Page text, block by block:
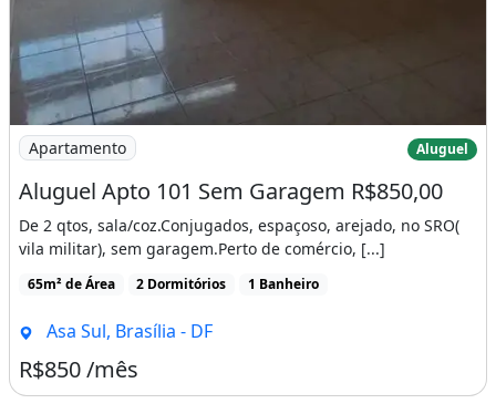
Imagem: Aluguel Apto 101 Sem Garagem R$850,00
Apartamento Aluguel
Aluguel Apto 101 Sem Garagem R$850,00
De 2 qtos, sala/coz.Conjugados, espaçoso, arejado, no SRO(
vila militar), sem garagem.Perto de comércio, [...]
65m² de Área 2 Dormitórios 1 Banheiro
Asa Sul, Brasília - DF
R$850 /mês